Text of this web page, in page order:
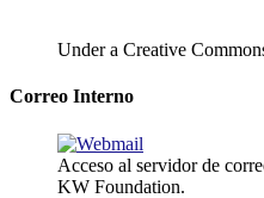
Under a Creative
Correo Interno
Acceso al servidor de
KW Foundation.